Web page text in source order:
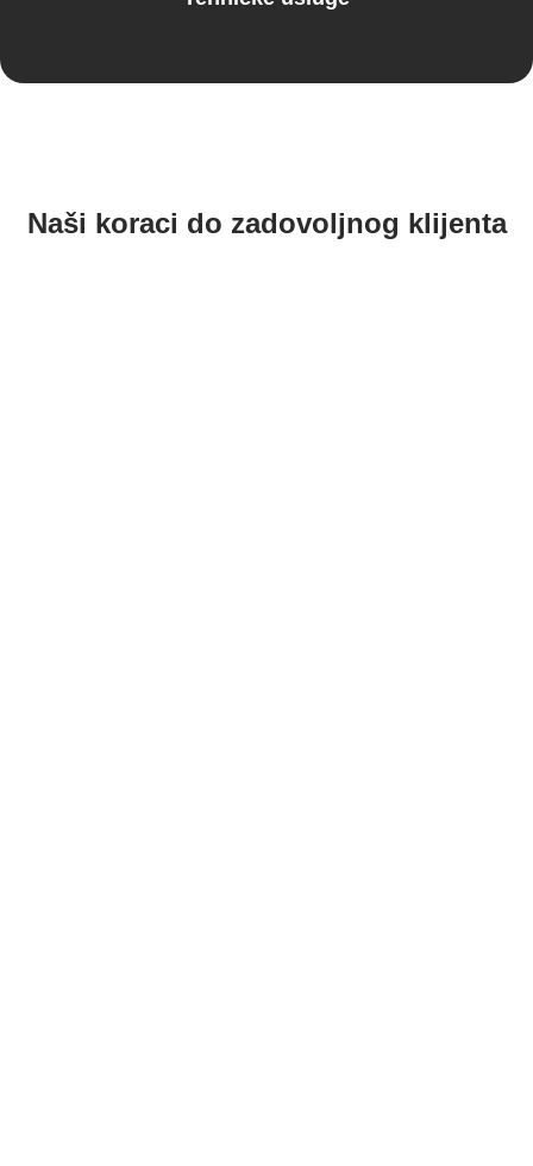
Naši koraci do zadovoljnog klijenta